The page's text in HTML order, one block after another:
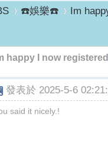
›
☎️娛樂☎️
›
Im
happy I now registered
發表於 2025-5-6
said it nicely.!